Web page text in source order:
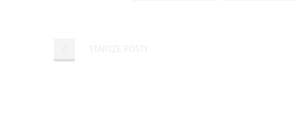
STARSZE POSTY